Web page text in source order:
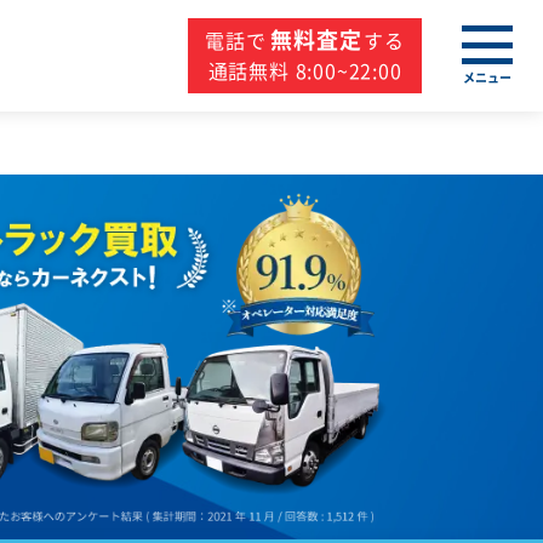
電話で 無料査定する
通話無料 8:00~22:00
メニュー